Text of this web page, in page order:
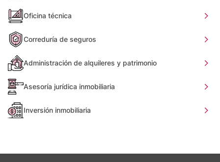
Oficina técnica
Correduría de seguros
Administración de alquileres y patrimonio
Asesoría jurídica inmobiliaria
Inversión inmobiliaria